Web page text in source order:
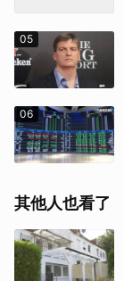
05
06
其他人也看了